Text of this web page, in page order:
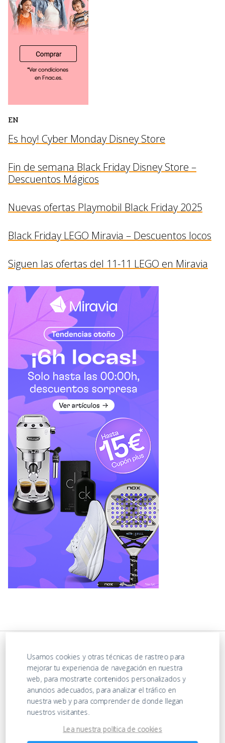
EN
Es hoy! Cyber Monday Disney Store
Fin de semana Black Friday Disney Store –
Descuentos Mágicos
Nuevas ofertas Playmobil Black Friday 2025
Black Friday LEGO Miravia – Descuentos locos
Siguen las ofertas del 11-11 LEGO en Miravia
https://ofertasenjuguetes.com/privacy-policy/
Usamos cookies y otras técnicas de rastreo para
mejorar tu experiencia de navegación en nuestra
web, para mostrarte contenidos personalizados y
anuncios adecuados, para analizar el tráfico en
nuestra web y para comprender de donde llegan
nuestros visitantes.
Lea nuestra política de cookies